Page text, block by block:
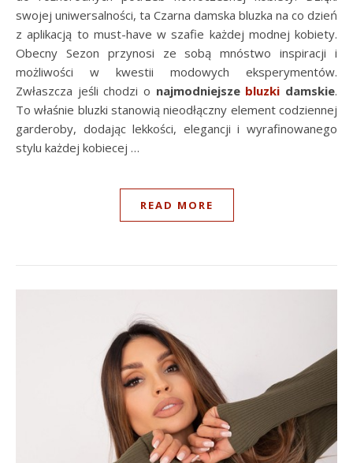
swojej uniwersalności, ta Czarna damska bluzka na co dzień
z aplikacją to must-have w szafie każdej modnej kobiety.
Obecny Sezon przynosi ze sobą mnóstwo inspiracji i
możliwości w kwestii modowych eksperymentów.
Zwłaszcza jeśli chodzi o najmodniejsze bluzki damskie.
To właśnie bluzki stanowią nieodłączny element codziennej
garderoby, dodając lekkości, elegancji i wyrafinowanego
stylu każdej kobiecej …
READ MORE